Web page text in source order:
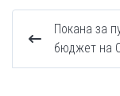
Покана за
бюджет на